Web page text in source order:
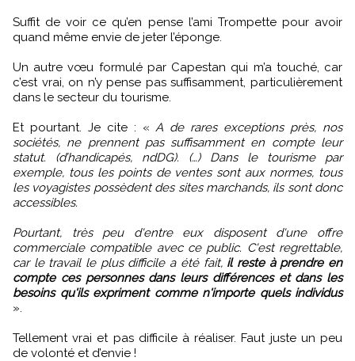
Suffit de voir ce qu’en pense l’ami Trompette pour avoir
quand même envie de jeter l’éponge.
Un autre vœu formulé par Capestan qui m’a touché, car
c’est vrai, on n’y pense pas suffisamment, particulièrement
dans le secteur du tourisme.
Et pourtant. Je cite : «A de rares exceptions près, nos
sociétés, ne prennent pas suffisamment en compte leur
statut. (d’handicapés, ndDG). (…) Dans le tourisme par
exemple, tous les points de ventes sont aux normes, tous
les voyagistes possèdent des sites marchands, ils sont donc
accessibles.
Pourtant, très peu d'entre eux disposent d'une offre
commerciale compatible avec ce public. C'est regrettable,
car le travail le plus difficile a été fait, il reste à prendre en
compte ces personnes dans leurs différences et dans les
besoins qu'ils expriment comme n'importe quels individus
».
Tellement vrai et pas difficile à réaliser. Faut juste un peu
de volonté et d’envie !